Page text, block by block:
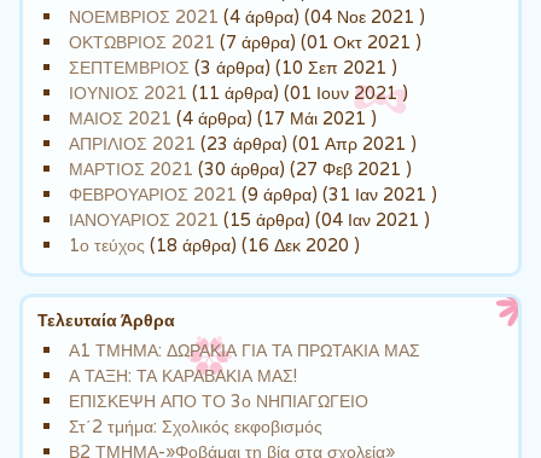
ΝΟΕΜΒΡΙΟΣ 2021 (4 άρθρα) (04 Νοε 2021 )
ΟΚΤΩΒΡΙΟΣ 2021 (7 άρθρα) (01 Οκτ 2021 )
ΣΕΠΤΕΜΒΡΙΟΣ (3 άρθρα) (10 Σεπ 2021 )
ΙΟΥΝΙΟΣ 2021 (11 άρθρα) (01 Ιουν 2021 )
ΜΑΙΟΣ 2021 (4 άρθρα) (17 Μάι 2021 )
ΑΠΡΙΛΙΟΣ 2021 (23 άρθρα) (01 Απρ 2021 )
ΜΑΡΤΙΟΣ 2021 (30 άρθρα) (27 Φεβ 2021 )
ΦΕΒΡΟΥΑΡΙΟΣ 2021 (9 άρθρα) (31 Ιαν 2021 )
ΙΑΝΟΥΑΡΙΟΣ 2021 (15 άρθρα) (04 Ιαν 2021 )
1ο τεύχος (18 άρθρα) (16 Δεκ 2020 )
Τελευταία Άρθρα
Α1 ΤΜΗΜΑ: ΔΩΡΑΚΙΑ ΓΙΑ ΤΑ ΠΡΩΤΑΚΙΑ ΜΑΣ
Α ΤΑΞΗ: ΤΑ ΚΑΡΑΒΑΚΙΑ ΜΑΣ!
ΕΠΙΣΚΕΨΗ ΑΠΟ ΤΟ 3ο ΝΗΠΙΑΓΩΓΕΙΟ
Στ΄2 τμήμα: Σχολικός εκφοβισμός
Β2 ΤΜΗΜΑ-»Φοβάμαι τη βία στα σχολεία»